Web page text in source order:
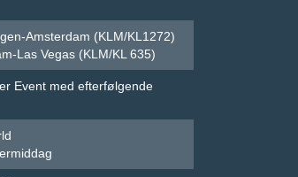
Amsterdam (KLM/KL1272)
Las Vegas (KLM/KL 635)
Event med efterfølgende